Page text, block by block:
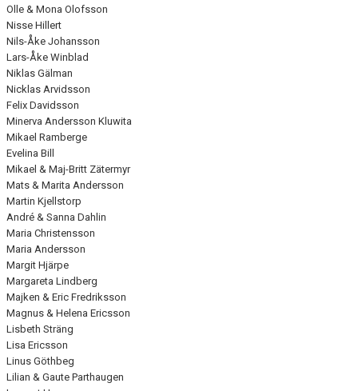
Olle & Mona Olofsson
Nisse Hillert
Nils-Åke Johansson
Lars-Åke Winblad
Niklas Gälman
Nicklas Arvidsson
Felix Davidsson
Minerva Andersson Kluwita
Mikael Ramberge
Evelina Bill
Mikael & Maj-Britt Zätermyr
Mats & Marita Andersson
Martin Kjellstorp
André & Sanna Dahlin
Maria Christensson
Maria Andersson
Margit Hjärpe
Margareta Lindberg
Majken & Eric Fredriksson
Magnus & Helena Ericsson
Lisbeth Sträng
Lisa Ericsson
Linus Göthbeg
Lilian & Gaute Parthaugen